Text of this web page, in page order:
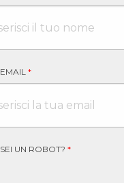
EMAIL *
SEI UN ROBOT? *